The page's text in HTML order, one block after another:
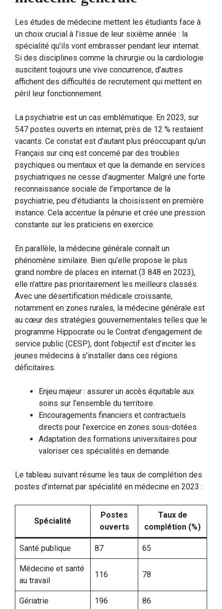
Les études de médecine mettent les étudiants face à
un choix crucial à l’issue de leur sixième année : la
spécialité qu’ils vont embrasser pendant leur internat.
Si des disciplines comme la chirurgie ou la cardiologie
suscitent toujours une vive concurrence, d’autres
affichent des difficultés de recrutement qui mettent en
péril leur fonctionnement.
La psychiatrie est un cas emblématique. En 2023, sur
547 postes ouverts en internat, près de 12 % restaient
vacants. Ce constat est d’autant plus préoccupant qu’un
Français sur cinq est concerné par des troubles
psychiques ou mentaux et que la demande en services
psychiatriques ne cesse d’augmenter. Malgré une forte
reconnaissance sociale de l’importance de la
psychiatrie, peu d’étudiants la choisissent en première
instance. Cela accentue la pénurie et crée une pression
constante sur les praticiens en exercice.
En parallèle, la médecine générale connaît un
phénomène similaire. Bien qu’elle propose le plus
grand nombre de places en internat (3 848 en 2023),
elle n’attire pas prioritairement les meilleurs classés.
Avec une désertification médicale croissante,
notamment en zones rurales, la médecine générale est
au cœur des stratégies gouvernementales telles que le
programme Hippocrate ou le Contrat d’engagement de
service public (CESP), dont l’objectif est d’inciter les
jeunes médecins à s’installer dans ces régions
déficitaires.
Enjeu majeur : assurer un accès équitable aux
soins sur l’ensemble du territoire.
Encouragements financiers et contractuels
directs pour l’exercice en zones sous-dotées.
Adaptation des formations universitaires pour
valoriser ces spécialités en demande.
Le tableau suivant résume les taux de complétion des
postes d’internat par spécialité en médecine en 2023 :
Spécialité
Postes
ouverts
Taux de
complétion (%)
Santé publique 87 65
Médecine et santé
au travail
116 78
Gériatrie 196 86